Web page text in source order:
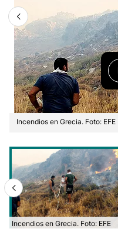
Incendios en Grecia. Foto: EFE
Incendios en Grecia. Foto: EFE